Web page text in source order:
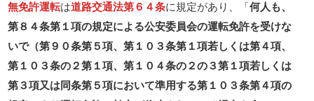
無免許運転は道路交通法第６４条に規定があり、「何人も、
第８４条第１項の規定による公安委員会の運転免許を受けな
いで（第９０条第５項、第１０３条第１項若しくは第４項、
第１０３条の２第１項、第１０４条の２の３第１項若しくは
第３項又は同条第５項において準用する第１０３条第４項の